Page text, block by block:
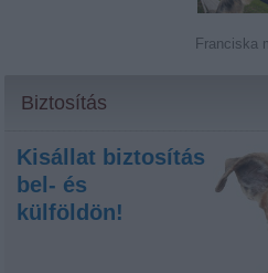
Franciska
Biztosítás
Kisállat biztosítás
bel- és
külföldön!